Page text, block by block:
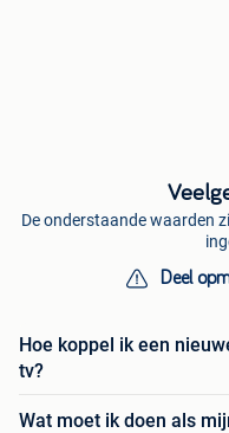
De onderstaande waarden
Deel
Hoe koppel ik een
tv?
Wat moet ik doen als